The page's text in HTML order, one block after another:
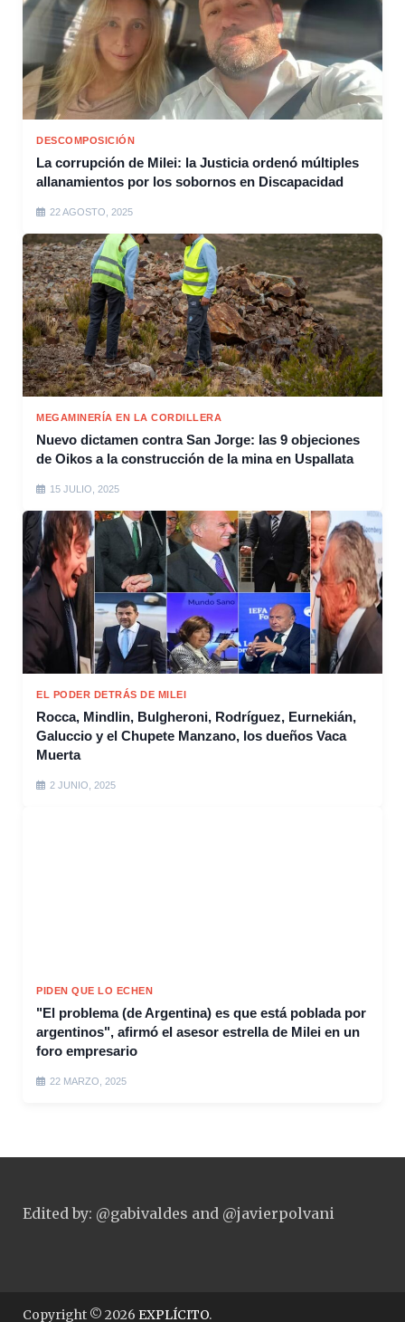
DESCOMPOSICIÓN
La corrupción de Milei: la Justicia ordenó múltiples
allanamientos por los sobornos en Discapacidad
22 AGOSTO, 2025
MEGAMINERÍA EN LA CORDILLERA
Nuevo dictamen contra San Jorge: las 9 objeciones
de Oikos a la construcción de la mina en Uspallata
15 JULIO, 2025
EL PODER DETRÁS DE MILEI
Rocca, Mindlin, Bulgheroni, Rodríguez, Eurnekián,
Galuccio y el Chupete Manzano, los dueños Vaca
Muerta
2 JUNIO, 2025
PIDEN QUE LO ECHEN
"El problema (de Argentina) es que está poblada por
argentinos", afirmó el asesor estrella de Milei en un
foro empresario
22 MARZO, 2025
Edited by: @gabivaldes and @javierpolvani
Copyright © 2026 EXPLÍCITO.